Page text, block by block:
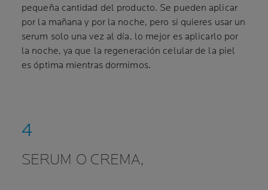
pequeña cantidad del producto. Se pueden aplicar
por la mañana y por la noche, pero si quieres usar un
serum solo una vez al día, lo mejor es aplicarlo por
la noche, ya que la regeneración celular de la piel
es óptima mientras dormimos.
SERUM O CREMA,